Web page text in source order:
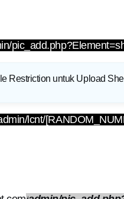
Restriction untuk Upload
lcnt/